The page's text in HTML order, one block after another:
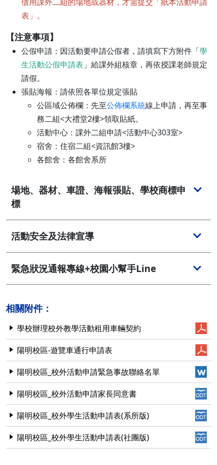
表」。
【注意事項】
公假申請：因活動要申請公假者，請填寫下方附件「學
生活動公假申請表 」給課外組核章，再依授課老師規定
請假。
張貼海報：請依照各單位規定張貼
公區域公佈欄：先至公佈欄系統線上申請，再至事
務二組<大禮堂2樓>領取貼紙。
活動中心：課外二組申請<活動中心303室>
宿舍：住宿二組<資訊館3樓>
各館舍：各館舍系所
場地、器材、車證、海報張貼、學校商標申
標
活動安全及法律宣導
緊急狀況通報專線+校園小幫手Line
相關附件：
學校辦理校外教學活動租用車輛契約
陽明校區-遊覽車通行申請表
陽明校區_校外活動申請緊急事故聯絡名單
陽明校區_校外活動申請家長同意書
陽明校區_校外學生活動申請表(系所版)
陽明校區_校外學生活動申請表(社團版)